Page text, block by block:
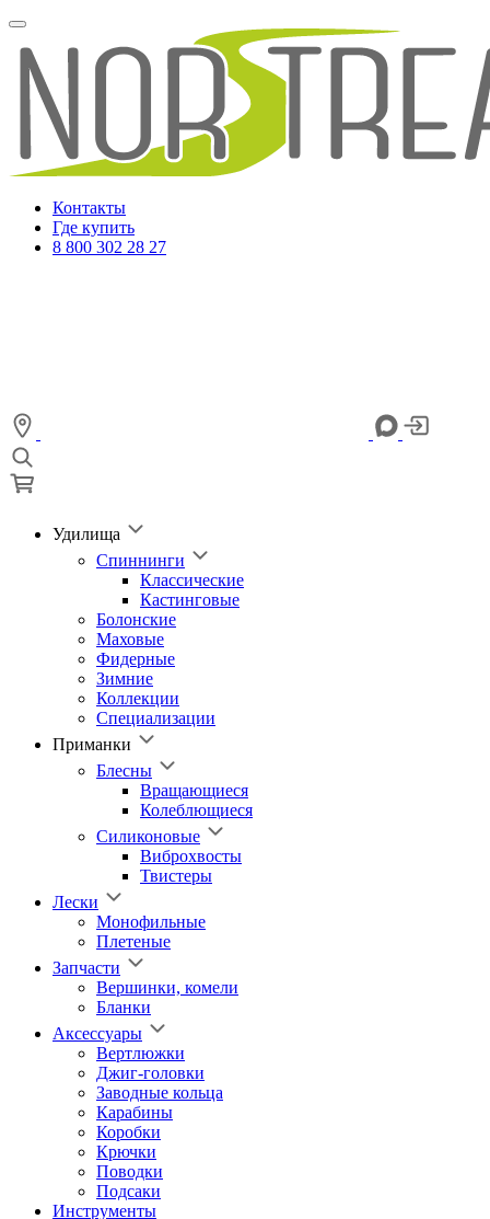
Контакты
Где купить
8 800 302 28 27
Удилища
Спиннинги
Классические
Кастинговые
Болонские
Маховые
Фидерные
Зимние
Коллекции
Специализации
Приманки
Блесны
Вращающиеся
Колеблющиеся
Силиконовые
Виброхвосты
Твистеры
Лески
Монофильные
Плетеные
Запчасти
Вершинки, комели
Бланки
Аксессуары
Вертлюжки
Джиг-головки
Заводные кольца
Карабины
Коробки
Крючки
Поводки
Подсаки
Инструменты